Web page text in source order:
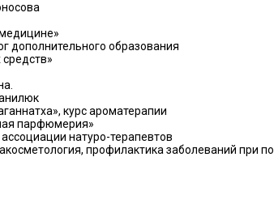
дополнительного образования
курс ароматерапии
парфюмерия»
натуро-терапевтов
профилактика заболеваний при